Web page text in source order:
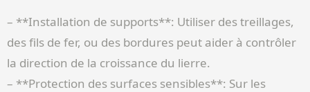
– **Installation de supports**: Utiliser des treillages,
des fils de fer, ou des bordures peut aider à contrôler
la direction de la croissance du lierre.
– **Protection des surfaces sensibles**: Sur les